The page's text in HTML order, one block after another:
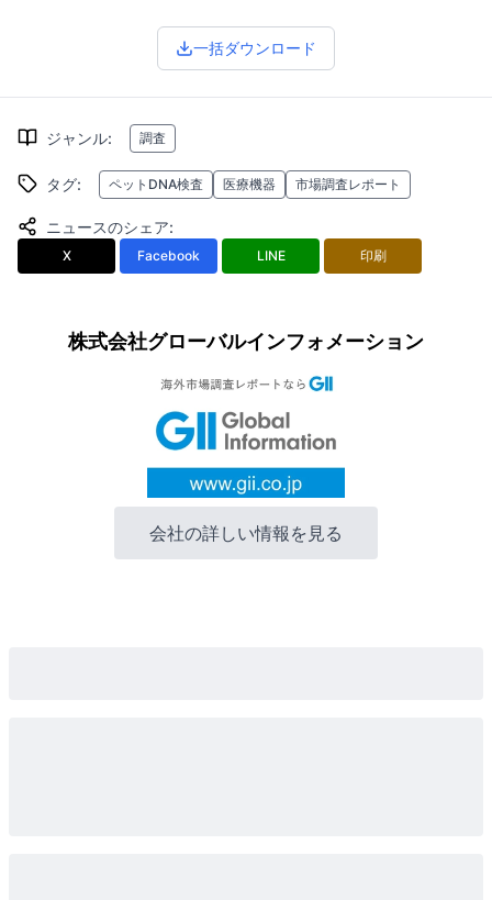
一括ダウンロード
ジャンル: 調査
タグ: ペットDNA検査 医療機器 市場調査レポート
ニュースのシェア:
X Facebook LINE 印刷
株式会社グローバルインフォメーション
会社の詳しい情報を見る